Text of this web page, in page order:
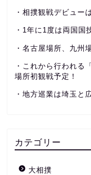
・相撲観戦デビュー
・1年に1度は両国
・名古屋場所、九州
・これから行われる
場所初観戦予定！
・地方巡業は埼玉と
カテゴリー
大相撲